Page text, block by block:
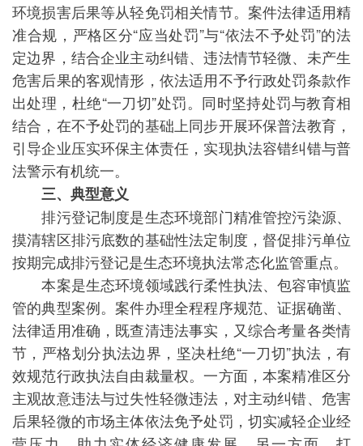
环境损害后果等从轻免罚相关情节。案件法律适用精
准合规，严格区分“应当处罚”与“依法不予处罚”的法
定边界，结合企业主动纠错、违法情节轻微、未产生
危害后果的客观情形，依法适用不予行政处罚条款作
出处理，杜绝“一刀切”处罚。同时坚持处罚与教育相
结合，在不予处罚的基础上同步开展环保普法教育，
引导企业压实环保主体责任，实现执法容错纠错与普
法警示有机统一。
三、典型意义
排污登记制度是生态环境部门精准管控污染源、
摸清辖区排污底数的基础性法定制度，督促排污单位
按期完成排污登记是生态环境执法常态化监管重点。
本案是生态环境领域践行柔性执法、包容审慎监
管的典型案例。案件办理全程程序规范、证据确凿、
法律适用准确，既查清违法事实，又综合考量各类情
节，严格划分执法边界，坚决杜绝“一刀切”执法，有
效规范行政执法自由裁量权。一方面，本案精准区分
主观故意违法与过失性轻微违法，对主动纠错、危害
后果轻微的市场主体依法免予处罚，切实减轻企业经